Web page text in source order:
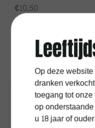
€10,50
Excl.
Op deze
dranken
toegang tot
op
u 18 jaar of